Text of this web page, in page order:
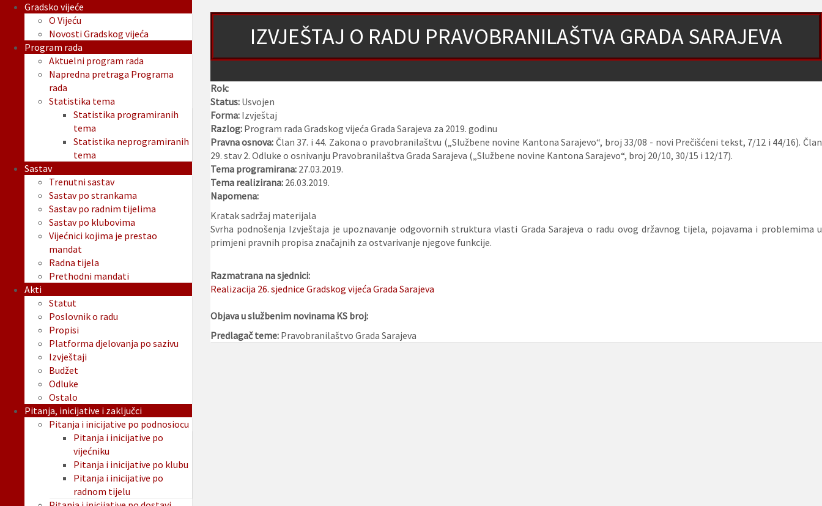
IZVJEŠTAJ O RADU PRAVOBRANILAŠTVA GRADA SARAJEVA
Rok:
Status: Usvojen
Forma: Izvještaj
Razlog: Program rada Gradskog vijeća Grada Sarajeva za 2019. godinu
Pravna osnova: Član 37. i 44. Zakona o pravobranilaštvu („Službene novine Kantona Sarajevo“, broj 33/08 - novi Prečišćeni tekst, 7/12 i 44/16). Član
29. stav 2. Odluke o osnivanju Pravobranilaštva Grada Sarajeva („Službene novine Kantona Sarajevo“, broj 20/10, 30/15 i 12/17).
Tema programirana: 27.03.2019.
Tema realizirana: 26.03.2019.
Napomena:
Kratak sadržaj materijala
Svrha podnošenja Izvještaja je upoznavanje odgovornih struktura vlasti Grada Sarajeva o radu ovog državnog tijela, pojavama i problemima u
primjeni pravnih propisa značajnih za ostvarivanje njegove funkcije.
Razmatrana na sjednici:
Realizacija 26. sjednice Gradskog vijeća Grada Sarajeva
Objava u službenim novinama KS broj:
Predlagač teme: Pravobranilaštvo Grada Sarajeva
Gradsko vijeće
O Vijeću
Novosti Gradskog vijeća
Program rada
Aktuelni program rada
Napredna pretraga Programa
rada
Statistika tema
Statistika programiranih
tema
Statistika neprogramiranih
tema
Sastav
Trenutni sastav
Sastav po strankama
Sastav po radnim tijelima
Sastav po klubovima
Vijećnici kojima je prestao
mandat
Radna tijela
Prethodni mandati
Akti
Statut
Poslovnik o radu
Propisi
Platforma djelovanja po sazivu
Izvještaji
Budžet
Odluke
Ostalo
Pitanja, inicijative i zaključci
Pitanja i inicijative po podnosiocu
Pitanja i inicijative po
vijećniku
Pitanja i inicijative po klubu
Pitanja i inicijative po
radnom tijelu